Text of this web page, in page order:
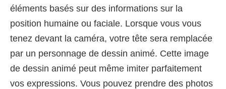
éléments basés sur des informations sur la
position humaine ou faciale. Lorsque vous vous
tenez devant la caméra, votre tête sera remplacée
par un personnage de dessin animé. Cette image
de dessin animé peut même imiter parfaitement
vos expressions. Vous pouvez prendre des photos